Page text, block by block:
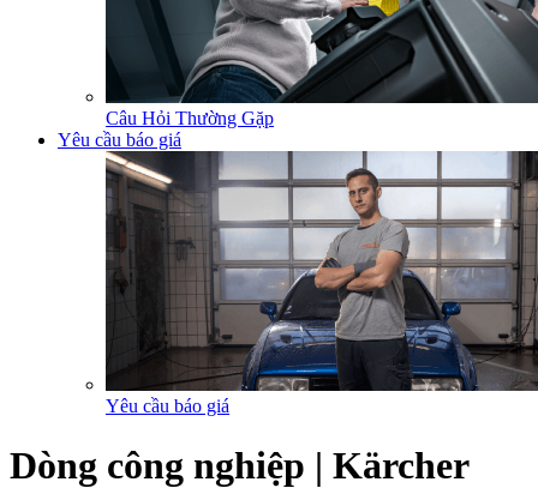
Câu Hỏi Thường Gặp
Yêu cầu báo giá
Yêu cầu báo giá
Dòng công nghiệp | Kärcher